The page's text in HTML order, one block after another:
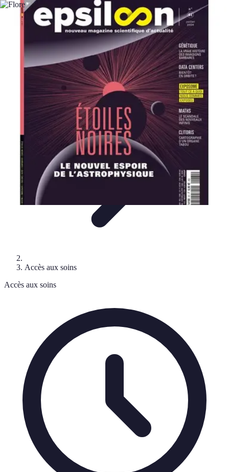
Medical Direct
Conseils pratiquesComprendre la médecine directe Choix du
professionnelServices MédicauxAvantages de la médecine directe
Medical Direct
Accès aux soins
Accès aux soins